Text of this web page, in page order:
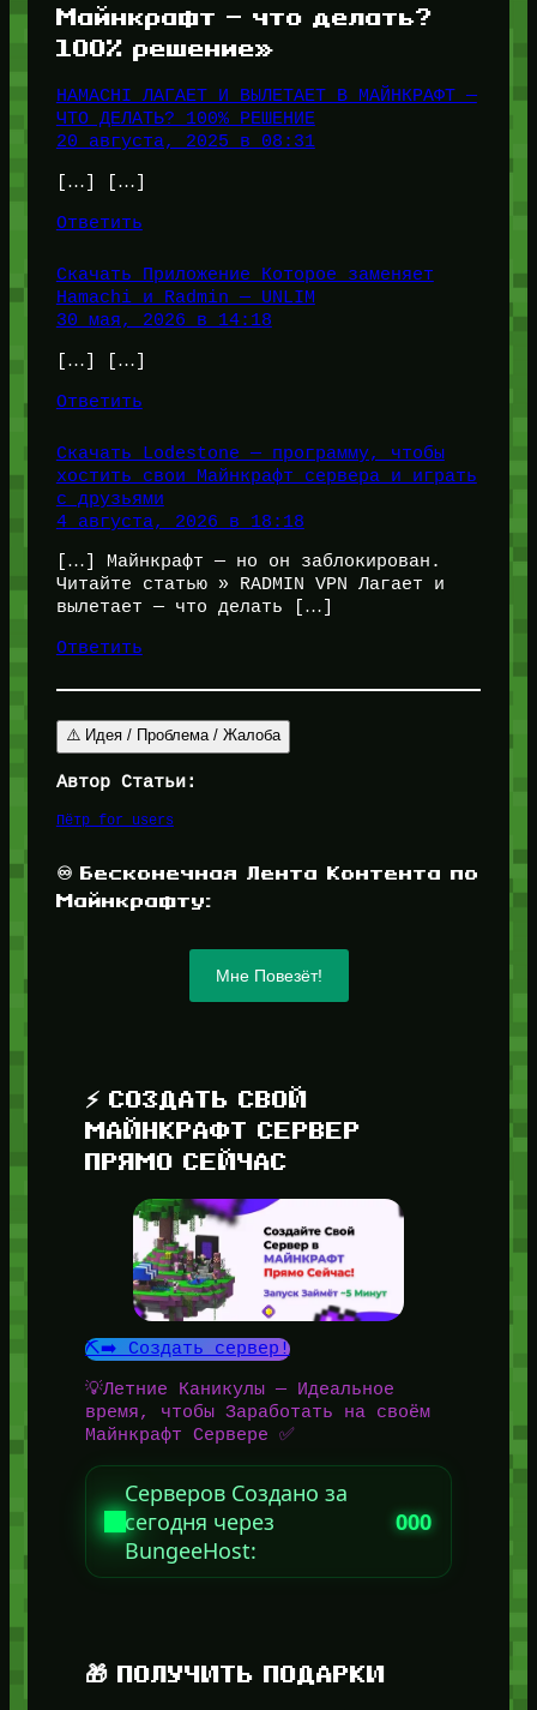
Майнкрафт — что делать?
100% решение»
HAMACHI ЛАГАЕТ И ВЫЛЕТАЕТ В МАЙНКРАФТ —
ЧТО ДЕЛАТЬ? 100% РЕШЕНИЕ
20 августа, 2025 в 08:31
[…] […]
Ответить
Скачать Приложение Которое заменяет
Hamachi и Radmin — UNLIM
30 мая, 2026 в 14:18
[…] […]
Ответить
Скачать Lodestone — программу, чтобы
хостить свои Майнкрафт сервера и играть
с друзьями
4 августа, 2026 в 18:18
[…] Майнкрафт — но он заблокирован.
Читайте статью » RADMIN VPN Лагает и
вылетает — что делать […]
Ответить
⚠️ Идея / Проблема / Жалоба
Автор Статьи:
Пётр for_users
♾️ Бесконечная Лента Контента по
Майнкрафту:
Мне Повезёт!
⚡ СОЗДАТЬ СВОЙ
МАЙНКРАФТ СЕРВЕР
ПРЯМО СЕЙЧАС
⛏️➡️ Создать сервер!
💡Летние Каникулы — Идеальное
время, чтобы Заработать на своём
Майнкрафт Сервере ✅
Серверов Создано за
сегодня через
BungeeHost:
000
🎁 ПОЛУЧИТЬ ПОДАРКИ